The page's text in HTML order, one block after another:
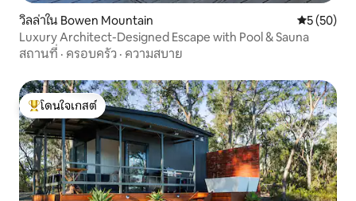
วิลล่าใน Bowen Mountain คะแนนเฉลี่
5 (50)
Luxury Architect-Designed Escape with Pool & Sauna
สถานที่ · ครอบครัว · ความสบาย
โดนใจเกสต์ที่สุด
โดนใจเกสต์